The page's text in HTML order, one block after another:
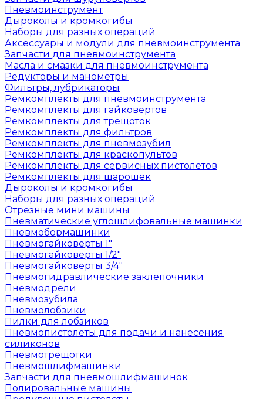
Пневмоинструмент
Дыроколы и кромкогибы
Наборы для разных операций
Аксессуары и модули для пневмоинструмента
Запчасти для пневмоинструмента
Масла и смазки для пневмоинструмента
Редукторы и манометры
Фильтры, лубрикаторы
Ремкомплекты для пневмоинструмента
Ремкомплекты для гайковертов
Ремкомплекты для трещоток
Ремкомплекты для фильтров
Ремкомплекты для пневмозубил
Ремкомплекты для краскопультов
Ремкомплекты для сервисных пистолетов
Ремкомплекты для шарошек
Дыроколы и кромкогибы
Наборы для разных операций
Отрезные мини машины
Пневматические углошлифовальные машинки
Пневмобормашинки
Пневмогайковерты 1"
Пневмогайковерты 1/2"
Пневмогайковерты 3/4"
Пневмогидравлические заклепочники
Пневмодрели
Пневмозубила
Пневмолобзики
Пилки для лобзиков
Пневмопистолеты для подачи и нанесения
силиконов
Пневмотрещотки
Пневмошлифмашинки
Запчасти для пневмошлифмашинок
Полировальные машины